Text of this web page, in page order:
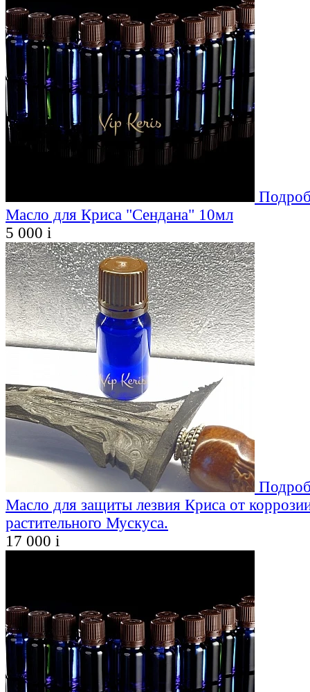
Масло для Криса "Сендана" 10мл
5 000 i
Масло для защиты лезвия Криса от
растительного Мускуса.
17 000 i